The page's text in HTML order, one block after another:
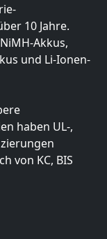
10 Jahre.
Akkus,
und Li-Ionen-
haben UL-,
von KC, BIS